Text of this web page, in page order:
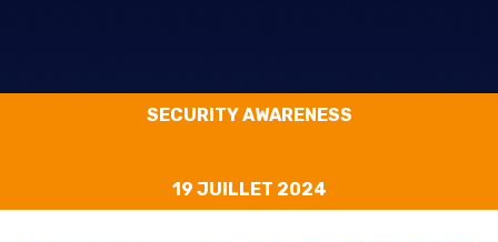
SECURITY AWARENESS
19 JUILLET 2024